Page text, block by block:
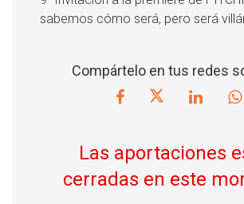
sabemos cómo será, pero será
Compártelo en tus redes
Las aportaciones
cerradas en este